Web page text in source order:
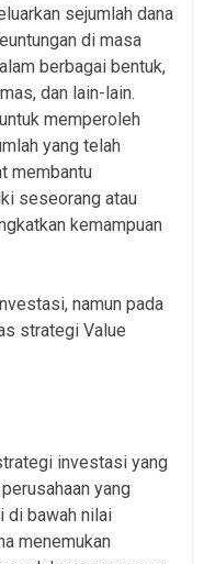
sejumlah dana
di masa
berbagai bentuk,
dan lain-lain.
memperoleh
yang telah
membantu
seseorang atau
kemampuan
namun pada
strategi Value
investasi yang
yang
di bawah nilai
menemukan